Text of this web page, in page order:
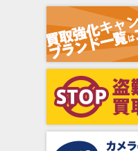
ドアーティスト)
Aska（アスカ/飛
ATOMOS（アト
AVENON（アベノ
Awagami Factory
ー）
イ」様にご紹介して
...